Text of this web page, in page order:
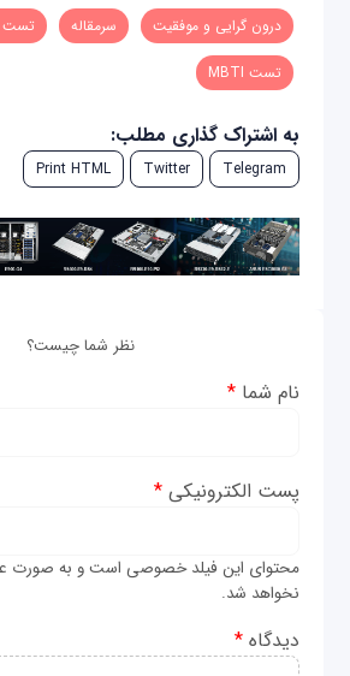
درون گرایی و موفقیت سرمقاله تست
تست MBTI
به اشتراک گذاری مطلب:
Telegram
Twitter
Print HTML
نظر شما چیست؟
نام شما*
پست الکترونیکی*
محتوای این فیلد خصوصی است و به صورت
نخواهد شد.
دیدگاه*